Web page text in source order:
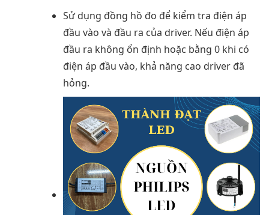
Sử dụng đồng hồ đo để kiểm tra điện áp
đầu vào và đầu ra của driver. Nếu điện áp
đầu ra không ổn định hoặc bằng 0 khi có
điện áp đầu vào, khả năng cao driver đã
hỏng.